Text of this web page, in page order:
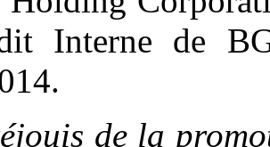
Interne de
de la